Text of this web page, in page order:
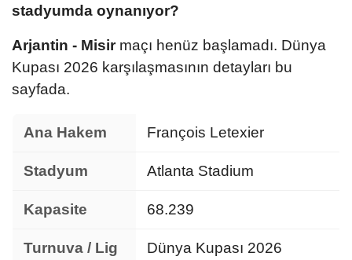
stadyumda oynanıyor?
Arjantin - Misirmaçı henüz başlamadı. Dünya
Kupası 2026 karşılaşmasının detayları bu
sayfada.
Ana Hakem François Letexier
Stadyum Atlanta Stadium
Kapasite 68.239
Turnuva / Lig Dünya Kupası 2026